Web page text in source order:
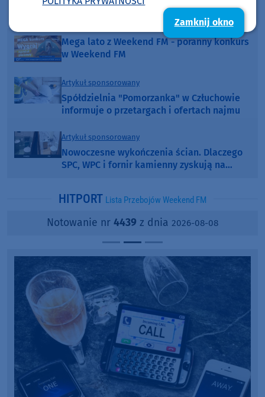
Poprzednia strona
Następna strona
Mega lato z Weekend FM - poranny konkurs
w Weekend FM
Artykuł sponsorowany
Spółdzielnia "Pomorzanka" w Człuchowie
informuje o przetargach i ofertach najmu
Artykuł sponsorowany
Nowoczesne wykończenia ścian. Dlaczego
SPC, WPC i fornir kamienny zyskują na
HITPORT Lista Przebojów Weekend FM
Notowanie nr 4439 z dnia 2026-08-08
Zamknij okno